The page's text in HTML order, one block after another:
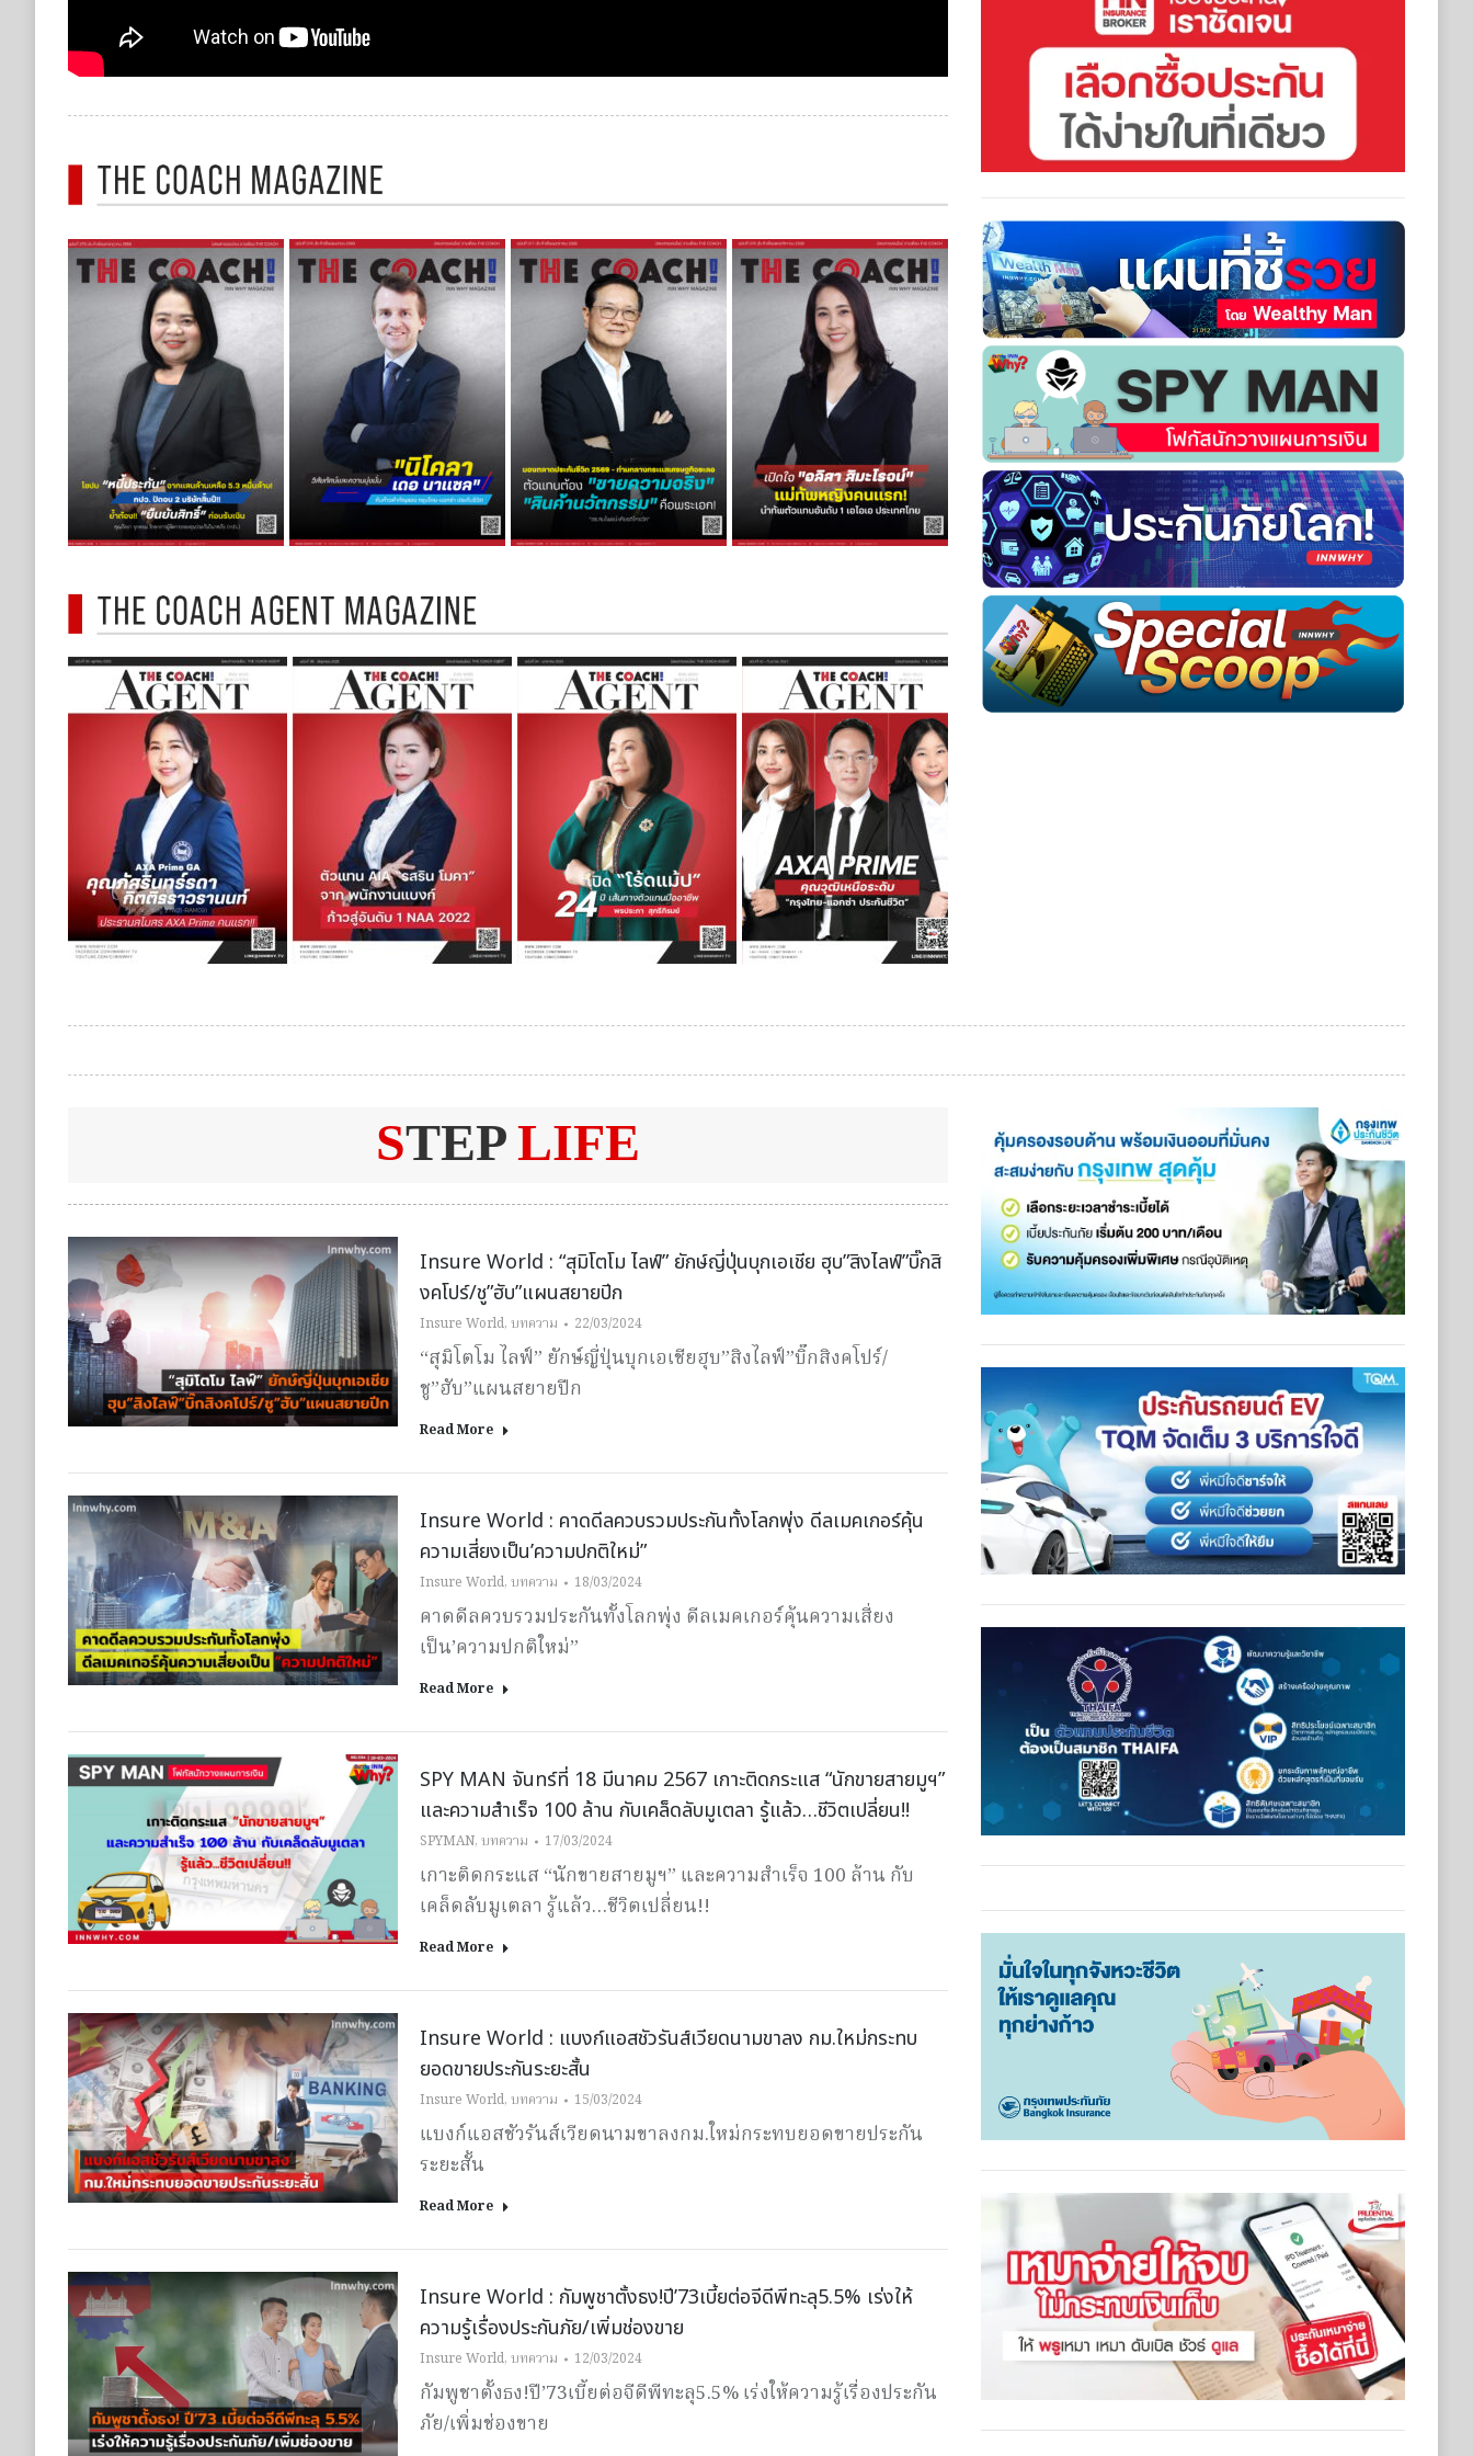
STEP LIFE
Insure World : “สุมิโตโม ไลฟ์” ยักษ์ญี่ปุ่นบุกเอเชีย ฮุบ”สิงไลฟ์”บิ๊กสิ
งคโปร์/ชู”ฮับ”แผนสยายปีก
Insure World,บทความ 22/03/2024
“สุมิโตโม ไลฟ์” ยักษ์ญี่ปุ่นบุกเอเชียฮุบ”สิงไลฟ์”บิ๊กสิงคโปร์/
ชู”ฮับ”แผนสยายปีก
Read More
Insure World : คาดดีลควบรวมประกันทั้งโลกพุ่ง ดีลเมคเกอร์คุ้น
ความเสี่ยงเป็น’ความปกติใหม่”
Insure World,บทความ 18/03/2024
คาดดีลควบรวมประกันทั้งโลกพุ่ง ดีลเมคเกอร์คุ้นความเสี่ยง
เป็น’ความปกติใหม่”
Read More
SPY MAN จันทร์ที่ 18 มีนาคม 2567 เกาะติดกระแส “นักขายสายมูฯ”
และความสำเร็จ 100 ล้าน กับเคล็ดลับมูเตลา รู้แล้ว…ชีวิตเปลี่ยน!!
SPYMAN,บทความ 17/03/2024
เกาะติดกระแส “นักขายสายมูฯ” และความสำเร็จ 100 ล้าน กับ
เคล็ดลับมูเตลา รู้แล้ว…ชีวิตเปลี่ยน!!
Read More
Insure World : แบงก์แอสชัวรันส์เวียดนามขาลง กม.ใหม่กระทบ
ยอดขายประกันระยะสั้น
Insure World,บทความ 15/03/2024
แบงก์แอสชัวรันส์เวียดนามขาลงกม.ใหม่กระทบยอดขายประกัน
ระยะสั้น
Read More
Insure World : กัมพูชาตั้งธง!ปี’73เบี้ยต่อจีดีพีทะลุ5.5% เร่งให้
ความรู้เรื่องประกันภัย/เพิ่มช่องขาย
Insure World,บทความ 12/03/2024
กัมพูชาตั้งธง!ปี’73เบี้ยต่อจีดีพีทะลุ5.5% เร่งให้ความรู้เรื่องประกัน
ภัย/เพิ่มช่องขาย